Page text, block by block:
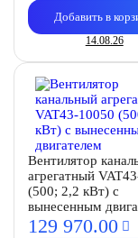
Добавить в
14.08.26
Вентилятор
агрегатный
(500; 2,2 кВт) с
вынесенным
129 970.00